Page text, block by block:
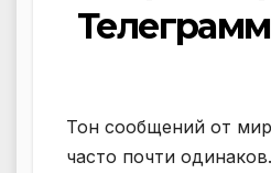
Тон сообщений от
часто почти